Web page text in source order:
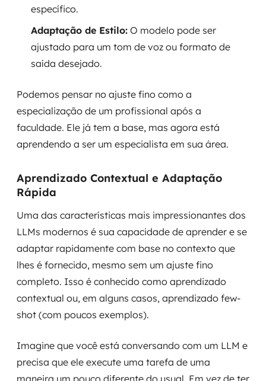
específico.
Adaptação de Estilo: O modelo pode ser
ajustado para um tom de voz ou formato de
saída desejado.
Podemos pensar no ajuste fino como a
especialização de um profissional após a
faculdade. Ele já tem a base, mas agora está
aprendendo a ser um especialista em sua área.
Aprendizado Contextual e Adaptação
Rápida
Uma das características mais impressionantes dos
LLMs modernos é sua capacidade de aprender e se
adaptar rapidamente com base no contexto que
lhes é fornecido, mesmo sem um ajuste fino
completo. Isso é conhecido como aprendizado
contextual ou, em alguns casos, aprendizado few-
shot (com poucos exemplos).
Imagine que você está conversando com um LLM e
precisa que ele execute uma tarefa de uma
maneira um pouco diferente do usual. Em vez de ter